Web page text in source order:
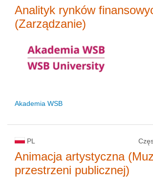
Analityk rynków
(Zarządzanie)
Akademia WSB
PL
Animacja artystyczna
przestrzeni publicznej)